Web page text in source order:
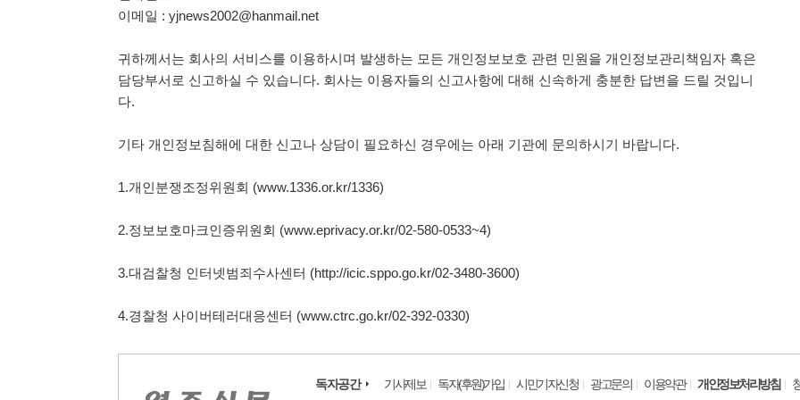
이메일 : yjnews2002@hanmail.net
귀하께서는 회사의 서비스를 이용하시며 발생하는 모든 개인정보보호 관련 민원을 개인정보관리책임자 혹은
담당부서로 신고하실 수 있습니다. 회사는 이용자들의 신고사항에 대해 신속하게 충분한 답변을 드릴 것입니
다.
기타 개인정보침해에 대한 신고나 상담이 필요하신 경우에는 아래 기관에 문의하시기 바랍니다.
1.개인분쟁조정위원회 (www.1336.or.kr/1336)
2.정보보호마크인증위원회 (www.eprivacy.or.kr/02-580-0533~4)
3.대검찰청 인터넷범죄수사센터 (http://icic.sppo.go.kr/02-3480-3600)
4.경찰청 사이버테러대응센터 (www.ctrc.go.kr/02-392-0330)
독자공간 기사제보 독자(후원)가입 시민기자신청 광고문의 이용약관 개인정보처리방침